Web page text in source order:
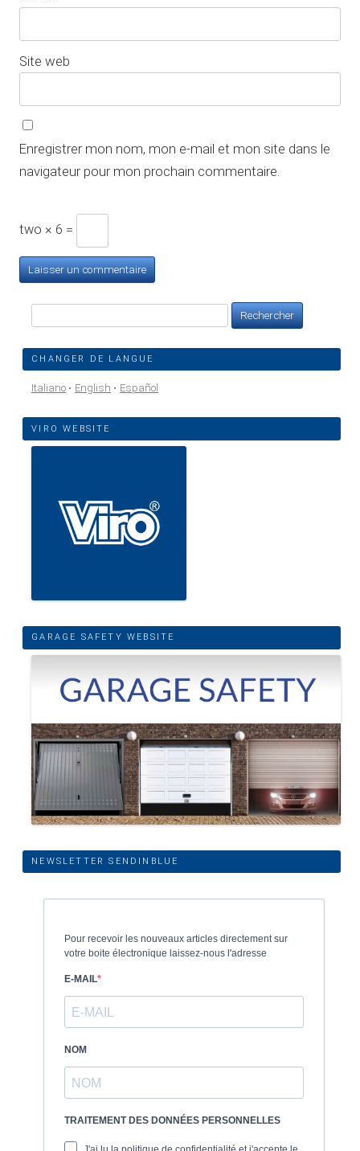
Site web
Enregistrer mon nom, mon e-mail et mon site dans le
navigateur pour mon prochain commentaire.
two × 6 =
CHANGER DE LANGUE
Italiano English Español
VIRO WEBSITE
GARAGE SAFETY WEBSITE
NEWSLETTER SENDINBLUE